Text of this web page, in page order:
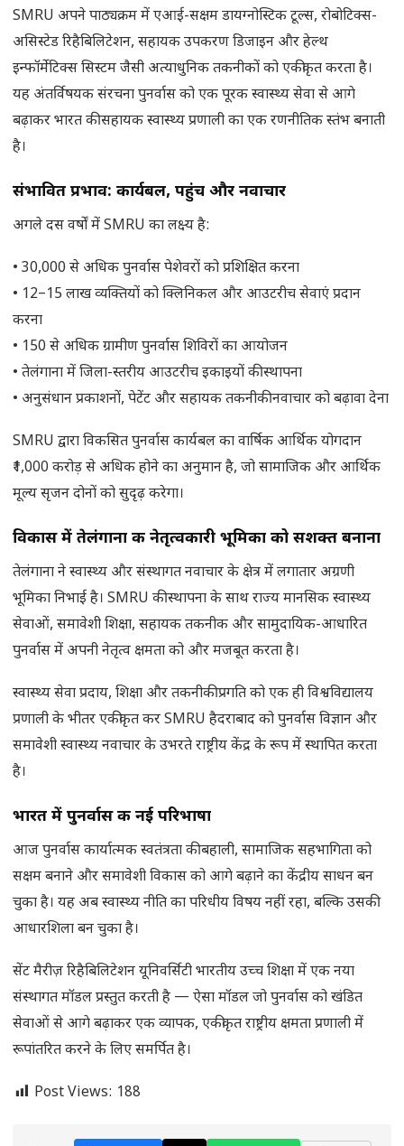
SMRU अपने पाठ्यक्रम में एआई-सक्षम डायग्नोस्टिक टूल्स, रोबोटिक्स-
असिस्टेड रिहैबिलिटेशन, सहायक उपकरण डिजाइन और हेल्थ
इन्फॉर्मेटिक्स सिस्टम जैसी अत्याधुनिक तकनीकों को एकीकृत करता है।
यह अंतर्विषयक संरचना पुनर्वास को एक पूरक स्वास्थ्य सेवा से आगे
बढ़ाकर भारत की सहायक स्वास्थ्य प्रणाली का एक रणनीतिक स्तंभ बनाती
है।
संभावित प्रभाव: कार्यबल, पहुंच और नवाचार
अगले दस वर्षों में SMRU का लक्ष्य है:
• 30,000 से अधिक पुनर्वास पेशेवरों को प्रशिक्षित करना
• 12–15 लाख व्यक्तियों को क्लिनिकल और आउटरीच सेवाएं प्रदान
करना
• 150 से अधिक ग्रामीण पुनर्वास शिविरों का आयोजन
• तेलंगाना में जिला-स्तरीय आउटरीच इकाइयों की स्थापना
• अनुसंधान प्रकाशनों, पेटेंट और सहायक तकनीकी नवाचार को बढ़ावा देना
SMRU द्वारा विकसित पुनर्वास कार्यबल का वार्षिक आर्थिक योगदान
₹1,000 करोड़ से अधिक होने का अनुमान है, जो सामाजिक और आर्थिक
मूल्य सृजन दोनों को सुदृढ़ करेगा।
विकास में तेलंगाना की नेतृत्वकारी भूमिका को सशक्त बनाना
तेलंगाना ने स्वास्थ्य और संस्थागत नवाचार के क्षेत्र में लगातार अग्रणी
भूमिका निभाई है। SMRU की स्थापना के साथ राज्य मानसिक स्वास्थ्य
सेवाओं, समावेशी शिक्षा, सहायक तकनीक और सामुदायिक-आधारित
पुनर्वास में अपनी नेतृत्व क्षमता को और मजबूत करता है।
स्वास्थ्य सेवा प्रदाय, शिक्षा और तकनीकी प्रगति को एक ही विश्वविद्यालय
प्रणाली के भीतर एकीकृत कर SMRU हैदराबाद को पुनर्वास विज्ञान और
समावेशी स्वास्थ्य नवाचार के उभरते राष्ट्रीय केंद्र के रूप में स्थापित करता
है।
भारत में पुनर्वास की नई परिभाषा
आज पुनर्वास कार्यात्मक स्वतंत्रता की बहाली, सामाजिक सहभागिता को
सक्षम बनाने और समावेशी विकास को आगे बढ़ाने का केंद्रीय साधन बन
चुका है। यह अब स्वास्थ्य नीति का परिधीय विषय नहीं रहा, बल्कि उसकी
आधारशिला बन चुका है।
सेंट मैरीज़ रिहैबिलिटेशन यूनिवर्सिटी भारतीय उच्च शिक्षा में एक नया
संस्थागत मॉडल प्रस्तुत करती है — ऐसा मॉडल जो पुनर्वास को खंडित
सेवाओं से आगे बढ़ाकर एक व्यापक, एकीकृत राष्ट्रीय क्षमता प्रणाली में
रूपांतरित करने के लिए समर्पित है।
Post Views: 188